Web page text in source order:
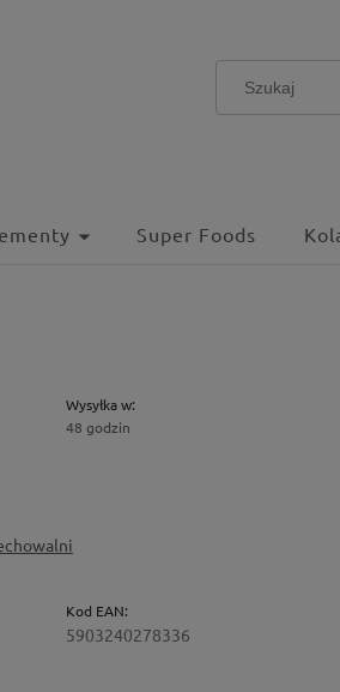
Super Foods
Wysyłka w:
48 godzin
Kod EAN:
5903240278336